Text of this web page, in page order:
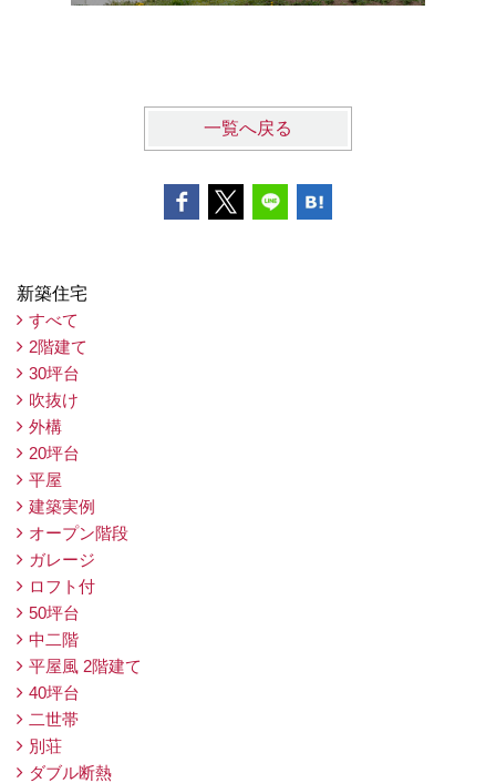
一覧へ戻る
新築住宅
すべて
2階建て
30坪台
吹抜け
外構
20坪台
平屋
建築実例
オープン階段
ガレージ
ロフト付
50坪台
中二階
平屋風 2階建て
40坪台
二世帯
別荘
ダブル断熱